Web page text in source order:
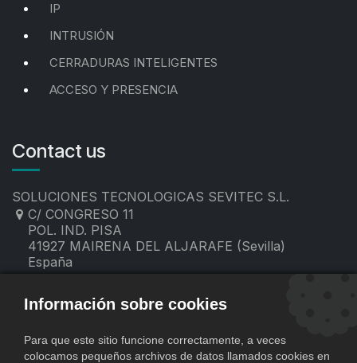
IP
INTRUSIÓN
CERRADURAS INTELIGENTES
ACCESO Y PRESENCIA
Contact us
SOLUCIONES TECNOLOGICAS SEVITEC S.L.
C/ CONGRESO 11
POL. IND. PISA
41927 MAIRENA DEL ALJARAFE (Sevilla)
España
contacto@sevitec.es
Información sobre cookies
Para que este sitio funcione correctamente, a veces
colocamos pequeños archivos de datos llamados cookies en